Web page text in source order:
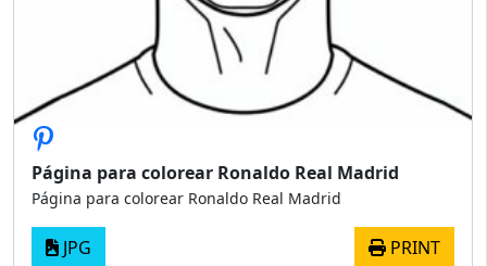
Página para colorear Ronaldo Real Madrid
Página para colorear Ronaldo Real Madrid
JPG PRINT